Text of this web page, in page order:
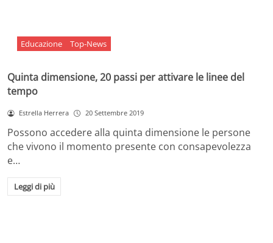
Educazione Top-News
Quinta dimensione, 20 passi per attivare le linee del
tempo
Estrella Herrera 20 Settembre 2019
Possono accedere alla quinta dimensione le persone
che vivono il momento presente con consapevolezza
e…
Leggi di più